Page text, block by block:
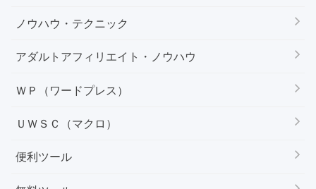
ノウハウ・テクニック
アダルトアフィリエイト・ノウハウ
ＷＰ（ワードプレス）
ＵＷＳＣ（マクロ）
便利ツール